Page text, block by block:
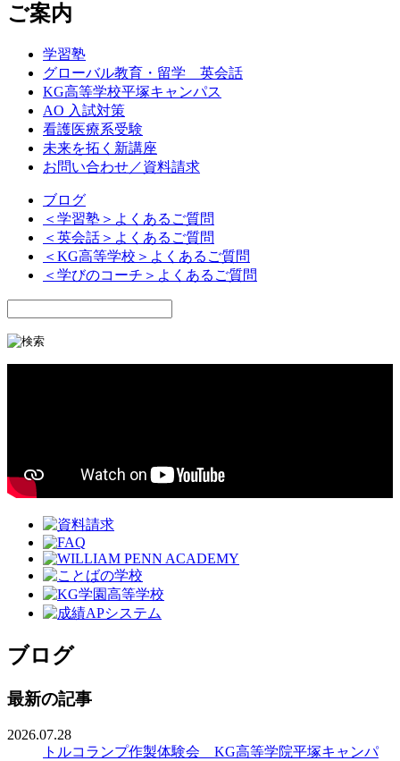
ご案内
学習塾
グローバル教育・留学 英会話
KG高等学校平塚キャンパス
AO 入試対策
看護医療系受験
未来を拓く新講座
お問い合わせ／資料請求
ブログ
＜学習塾＞よくあるご質問
＜英会話＞よくあるご質問
＜KG高等学校＞よくあるご質問
＜学びのコーチ＞よくあるご質問
ブログ
最新の記事
2026.07.28
トルコランプ作製体験会 KG高等学院平塚キャンパ